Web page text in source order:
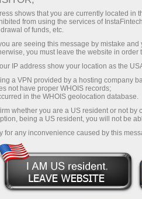
इंस्टा फॉरेक्स
इंस्टा फॉरेक्स कंपनी के प्रमुख
को व्यापार में ला रहा है। मुद्रा
ब्रोकर बनने के बाद, इंस्टा
साथ पैनहमान नैतिक मानकों और
करने वाले आदर्शों का अनुपालन
shows that you are currently located in
from using the services of
of funds, etc.
are seeing this message by mistake
you must leave the website in
IP address show your location as the
a VPN provided by a hosting company
not have proper WHOIS records;
in the WHOIS geolocation database.
whether you are a US resident or not by
being a US resident, you will not be
for any inconvenience caused by this